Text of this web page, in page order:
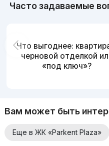
Часто задаваемые
Что выгоднее:
черновой отделкой
«под ключ»?
Вам может быть
Еще в ЖК «Parkent Plaza»